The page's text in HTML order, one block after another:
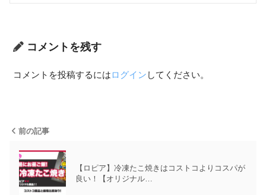
コメントを残す
コメントを投稿するにはログイン してください。
前の記事
【ロピア】冷凍たこ焼きはコストコよりコスパが
良い！【オリジナル…